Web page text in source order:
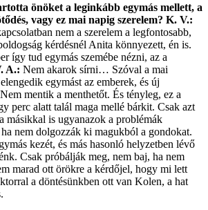
önöket a leginkább egymás mellett, a
vagy ez mai napig szerelem? K. V.:
nem a szerelem a legfontosabb,
kérdésnél Anita könnyezett, én is.
így tud egymás szemébe nézni, az a
A.: Nem akarok sírni… Szóval a mai
egymást az emberek, és új
mentik a menthetőt. És tényleg, ez a
perc alatt talál maga mellé bárkit. Csak azt
másikkal is ugyanazok a problémák
nem dolgozzák ki magukból a gondokat.
kezét, és más hasonló helyzetben lévő
Csak próbálják meg, nem baj, ha nem
marad ott örökre a kérdőjel, hogy mi lett
a döntésünkben ott van Kolen, a hat